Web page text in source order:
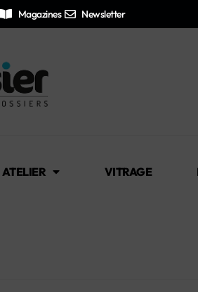
Magazines Newsletter
ATELIER VITRAGE